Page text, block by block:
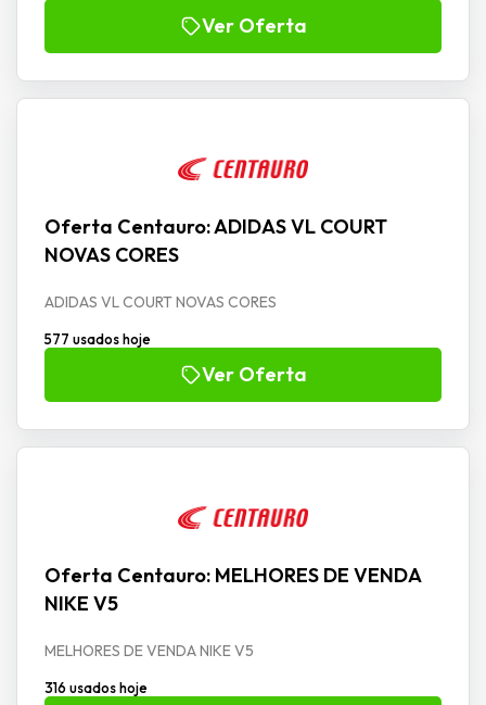
Ver Oferta
Oferta Centauro: ADIDAS VL COURT
NOVAS CORES
ADIDAS VL COURT NOVAS CORES
577 usados hoje
Ver Oferta
Oferta Centauro: MELHORES DE VENDA
NIKE V5
MELHORES DE VENDA NIKE V5
316 usados hoje